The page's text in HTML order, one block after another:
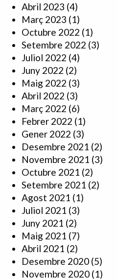
Abril 2023 (4)
Març 2023 (1)
Octubre 2022 (1)
Setembre 2022 (3)
Juliol 2022 (4)
Juny 2022 (2)
Maig 2022 (3)
Abril 2022 (3)
Març 2022 (6)
Febrer 2022 (1)
Gener 2022 (3)
Desembre 2021 (2)
Novembre 2021 (3)
Octubre 2021 (2)
Setembre 2021 (2)
Agost 2021 (1)
Juliol 2021 (3)
Juny 2021 (2)
Maig 2021 (7)
Abril 2021 (2)
Desembre 2020 (5)
Novembre 2020 (1)